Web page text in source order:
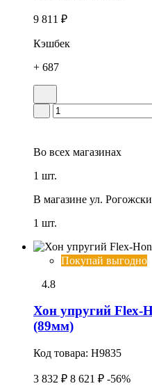
9 811 ₽
Кэшбек
+ 687
Во всех магазинах
1 шт.
В магазине ул.
1 шт.
Покупай выгодно
4.8
Хон упpугий Flex-
(89мм)
Код товара: H9835
3 832 ₽ 8 621 ₽ -56%